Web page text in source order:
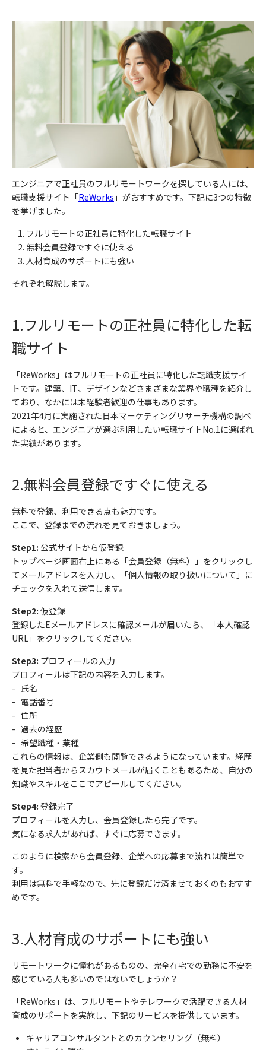
エンジニアで正社員のフルリモートワークを探している人には、
転職支援サイト「ReWorks 」がおすすめです。下記に3つの特徴
を挙げました。
フルリモートの正社員に特化した転職サイト
無料会員登録ですぐに使える
人材育成のサポートにも強い
それぞれ解説します。
1.フルリモートの正社員に特化した転
職サイト
「ReWorks 」はフルリモートの正社員に特化した転職支援サイ
トです。建築、 IT、デザインなどさまざまな業界や職種を紹介し
ており、なかには未経験者歓迎の仕事もあります。
2021年4月に実施された日本マーケティングリサーチ機構の調べ
によると、エンジニアが選ぶ利用したい転職サイトNo.1に選ばれ
た実績があります。
2.無料会員登録ですぐに使える
無料で登録、利用できる点も魅力です。
ここで、登録までの流れを見ておきましょう。
Step1: 公式サイトから仮登録
トップページ画面右上にある「会員登録（無料）」をクリックし
てメールアドレスを入力し、「個人情報の取り扱いについて」に
チェックを入れて送信します。
Step2: 仮登録
登録したEメールアドレスに確認メールが届いたら、「本人確認
URL 」をクリックしてください。
Step3: プロフィールの入力
プロフィールは下記の内容を入力します。
- 氏名
- 電話番号
- 住所
- 過去の経歴
- 希望職種・業種
これらの情報は、企業側も閲覧できるようになっています。経歴
を見た担当者からスカウトメールが届くこともあるため、自分の
知識やスキルをここでアピールしてください。
Step4: 登録完了
プロフィールを入力し、会員登録したら完了です。
気になる求人があれば、すぐに応募できます。
このように検索から会員登録、企業への応募まで流れは簡単で
す。
利用は無料で手軽なので、先に登録だけ済ませておくのもおすす
めです。
3.人材育成のサポートにも強い
リモートワークに憧れがあるものの、完全在宅での勤務に不安を
感じている人も多いのではないでしょうか？
「ReWorks 」は、フルリモートやテレワークで活躍できる人材
育成のサポートを実施し、下記のサービスを提供しています。
キャリアコンサルタントとのカウンセリング（無料）